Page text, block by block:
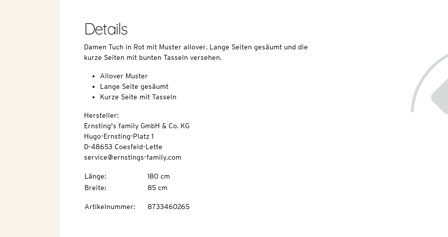
Details
Damen Tuch in Rot mit Muster allover. Lange Seiten gesäumt und die
kurze Seiten mit bunten Tasseln versehen.
Allover Muster
Lange Seite gesäumt
Kurze Seite mit Tasseln
Hersteller:
Ernsting's family GmbH & Co. KG
Hugo-Ernsting-Platz 1
D-48653 Coesfeld-Lette
service@ernstings-family.com
Länge:
180 cm
Breite: 85 cm
Artikelnummer: 8733460265